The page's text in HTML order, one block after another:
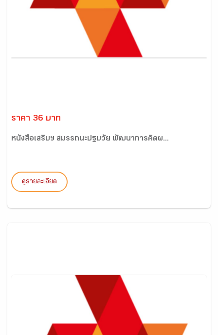
ราคา 36 บาท
หนังสือเสริมฯ สมรรถนะปฐมวัย พัฒนาการคิดผ...
ดูรายละเอียด